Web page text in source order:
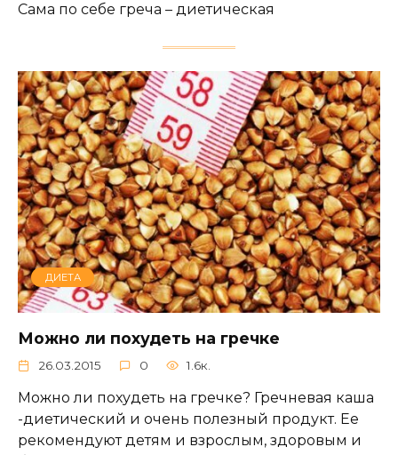
Сама по себе греча – диетическая
ДИЕТА
Можно ли похудеть на гречке
26.03.2015 0 1.6к.
Можно ли похудеть на гречке? Гречневая каша
-диетический и очень полезный продукт. Ее
рекомендуют детям и взрослым, здоровым и